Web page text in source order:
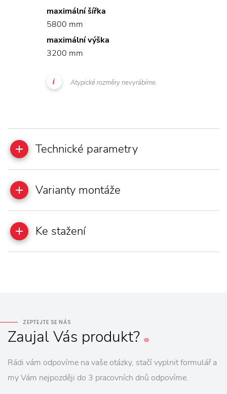
maximální šířka
5800 mm
maximální výška
3200 mm
Atypické rozměry nevyrábíme.
Technické parametry
Varianty montáže
Ke stažení
ZEPTEJTE SE NÁS
ZaujalVás produkt?
Rádi vám odpovíme na vaše otázky, stačí vyplnit formulář a
my Vám nejpozději do 3 pracovních dnů odpovíme.